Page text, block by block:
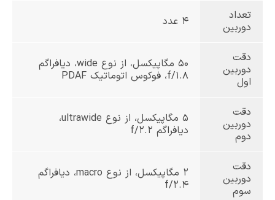
تعداد
دوربین
4 عدد
دقت
دوربین
اول
50 مگا‌پیکسل، از نوع wide، دیافراگم
f/1.8، فوکوس اتوماتیک PDAF
دقت
دوربین
دوم
5 مگاپیکسل، از نوع ultrawide،
دیافراگم f/2.2
دقت
دوربین
سوم
2 مگا‌پیکسل، از نوع macro، دیافراگم
f/2.4